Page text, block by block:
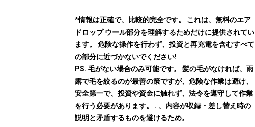
*情報は正確で、比較的完全です。 これは、無料のエア
ドロップ ウール部分を理解するためだけに提供されてい
ます。 危険な操作を行わず、投資と再充電を含むすべて
の部分に近づかないでください!
PS. 毛がない場合のみ可能です。 髪の毛がなければ、雨
露で毛を絞るのが最善の策ですが、危険な作業は避け、
安全第一で、投資や資金に触れず、法令を遵守して作業
を行う必要があります。 . 、内容が収録・差し替え時の
説明と矛盾するものを避けるため。